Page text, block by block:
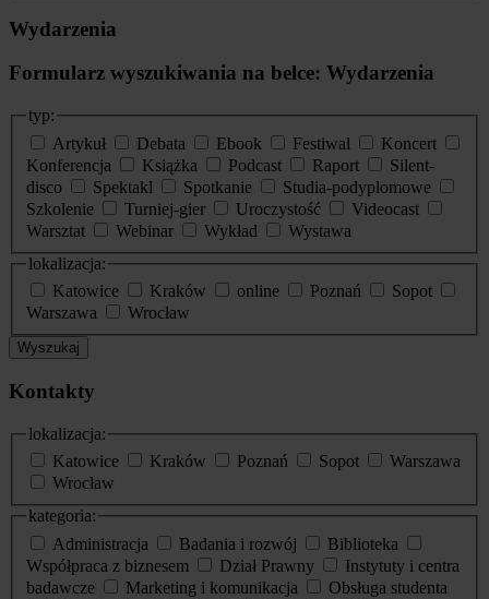
Wydarzenia
Formularz wyszukiwania na belce: Wydarzenia
typ:
Artykuł
Debata Ebook Festiwal
Koncert
Konferencja
Książka Podcast Raport
Silent-
disco
Spektakl Spotkanie
Studia-podyplomowe
Szkolenie
Turniej-gier Uroczystość
Videocast
Warsztat
Webinar Wykład
Wystawa
lokalizacja:
Katowice
Kraków online Poznań
Sopot
Warszawa
Wrocław
Wyszukaj
Kontakty
lokalizacja:
Katowice
Kraków Poznań Sopot
Warszawa
Wrocław
kategoria:
Administracja
Badania i rozwój
Biblioteka
Współpraca z biznesem
Dział Prawny
Instytuty i centra
badawcze
Marketing i komunikacja
Obsługa studenta